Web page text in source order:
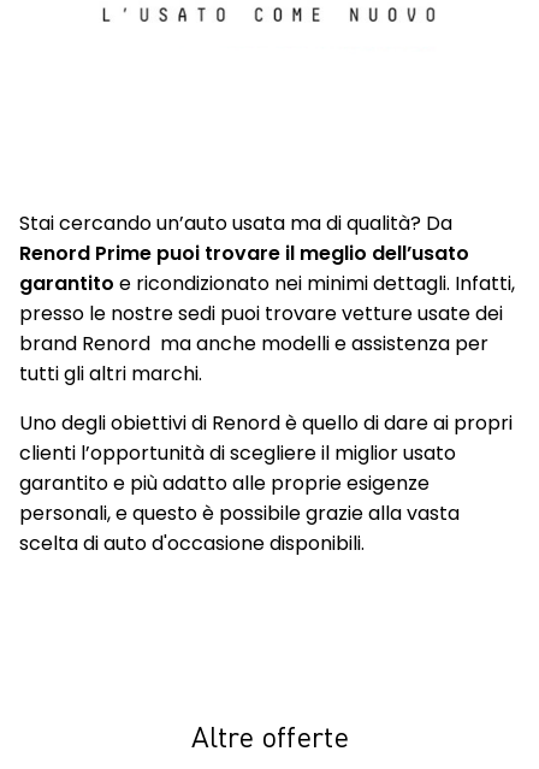
Stai cercando un’auto usata ma di qualità? Da
Renord Prime puoi trovare il meglio dell’usato
garantito e ricondizionato nei minimi dettagli. Infatti,
presso le nostre sedi puoi trovare vetture usate dei
brand Renord ma anche modelli e assistenza per
tutti gli altri marchi.
Uno degli obiettivi di Renord è quello di dare ai propri
clienti l’opportunità di scegliere il miglior usato
garantito e più adatto alle proprie esigenze
personali, e questo è possibile grazie alla vasta
scelta di auto d'occasione disponibili.
Altre offerte